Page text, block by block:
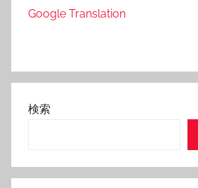
Google Translation
検索